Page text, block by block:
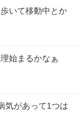
いて移動中とか
始まるかなぁ
気があって1つは